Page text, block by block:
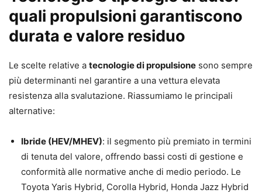
quali propulsioni garantiscono
durata e valore residuo
Le scelte relative a tecnologie di propulsione sono sempre
più determinanti nel garantire a una vettura elevata
resistenza alla svalutazione. Riassumiamo le principali
alternative:
Ibride (HEV/MHEV): il segmento più premiato in termini
di tenuta del valore, offrendo bassi costi di gestione e
conformità alle normative anche di medio periodo. Le
Toyota Yaris Hybrid, Corolla Hybrid, Honda Jazz Hybrid